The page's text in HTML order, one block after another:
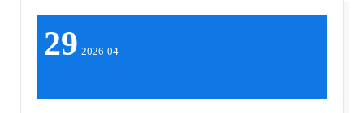
29 2026-04